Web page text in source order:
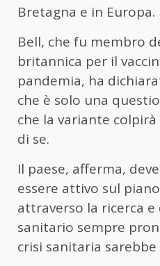
Bretagna e in Europa.
Bell, che fu membro
britannica per il
pandemia, ha
che è solo una
che la variante
di se.
Il paese, afferma,
essere attivo sul
attraverso la ricerca
sanitario sempre
crisi sanitaria